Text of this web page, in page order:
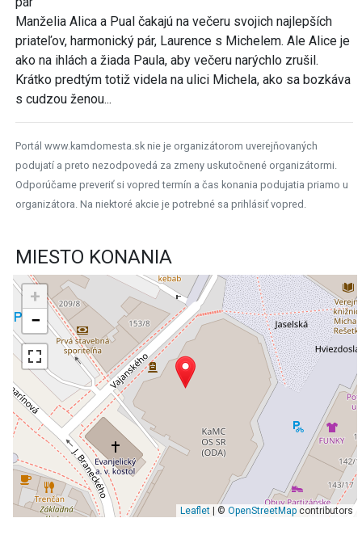
Manželia Alica a Pual čakajú na večeru svojich najlepších
priateľov, harmonický pár, Laurence s Michelem. Ale Alice je
ako na ihlách a žiada Paula, aby večeru narýchlo zrušil.
Krátko predtým totiž videla na ulici Michela, ako sa bozkáva
s cudzou ženou...
Portál www.kamdomesta.sk nie je organizátorom uverejňovaných
podujatí a preto nezodpovedá za zmeny uskutočnené organizátormi.
Odporúčame preveriť si vopred termín a čas konania podujatia priamo u
organizátora. Na niektoré akcie je potrebné sa prihlásiť vopred.
MIESTO KONANIA
+
−
Leaflet| © OpenStreetMapcontributors